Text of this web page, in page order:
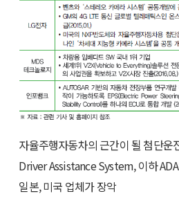
자율주행자동차의 근간이 될 첨단
Driver Assistance System, 이하
일본, 미국 업체가 장악